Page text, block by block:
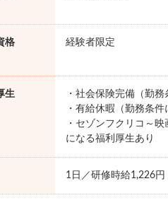
格 経験者限定
生
・社会保険完備（勤務
・有給休暇（勤務条件
・セゾンフクリコ～
になる福利厚生あり
1日／研修時給1,226円